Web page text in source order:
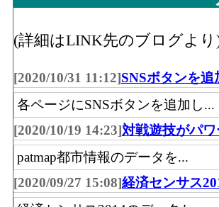
(2016)
その他･事業所数(2016)
その他･従業員数(2016)
水産物、食料・飲料)」 の
飲食料･事業所数(2016)：「
飲食料･従業員数[人](2016)：
料・飲料)」 の業務に従事し
建築鉱物金属材料･年間商品
物・金属材料等卸売業(建築
品、非鉄金属、再生資源)」
額
(詳細はLINK先のブログより
[2020/10/31 11:12]SNSボタンを追
各ページにSNSボタンを追加し...
[2020/10/19 14:23]対戦遊技がパ
patmap都市情報のデータを...
[2020/09/27 15:08]経済センサス